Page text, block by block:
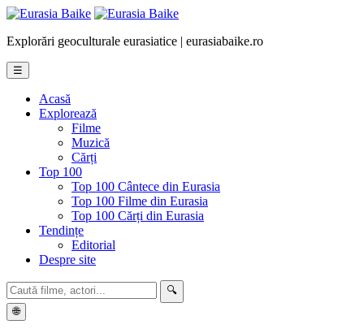
Explorări geoculturale eurasiatice | eurasiabaike.ro
☰
Acasă
Explorează
Filme
Muzică
Cărți
Top 100
Top 100 Cântece din Eurasia
Top 100 Filme din Eurasia
Top 100 Cărți din Eurasia
Tendințe
Editorial
Despre site
🔍
🌐